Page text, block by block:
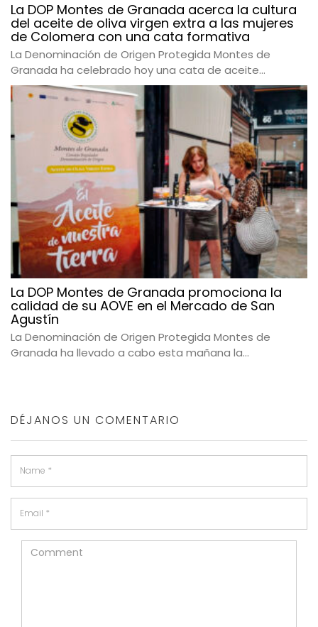
La DOP Montes de Granada acerca la cultura
del aceite de oliva virgen extra a las mujeres
de Colomera con una cata formativa
La Denominación de Origen Protegida Montes de
Granada ha celebrado hoy una cata de aceite...
La DOP Montes de Granada promociona la
calidad de su AOVE en el Mercado de San
Agustín
La Denominación de Origen Protegida Montes de
Granada ha llevado a cabo esta mañana la...
DÉJANOS UN COMENTARIO